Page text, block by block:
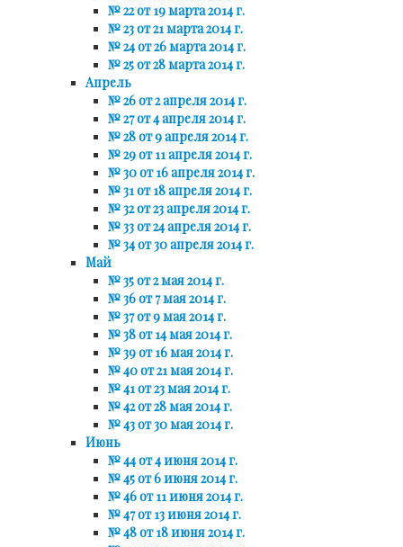
№ 22 от 19 марта 2014 г.
№ 23 от 21 марта 2014 г.
№ 24 от 26 марта 2014 г.
№ 25 от 28 марта 2014 г.
Апрель
№ 26 от 2 апреля 2014 г.
№ 27 от 4 апреля 2014 г.
№ 28 от 9 апреля 2014 г.
№ 29 от 11 апреля 2014 г.
№ 30 от 16 апреля 2014 г.
№ 31 от 18 апреля 2014 г.
№ 32 от 23 апреля 2014 г.
№ 33 от 24 апреля 2014 г.
№ 34 от 30 апреля 2014 г.
Май
№ 35 от 2 мая 2014 г.
№ 36 от 7 мая 2014 г.
№ 37 от 9 мая 2014 г.
№ 38 от 14 мая 2014 г.
№ 39 от 16 мая 2014 г.
№ 40 от 21 мая 2014 г.
№ 41 от 23 мая 2014 г.
№ 42 от 28 мая 2014 г.
№ 43 от 30 мая 2014 г.
Июнь
№ 44 от 4 июня 2014 г.
№ 45 от 6 июня 2014 г.
№ 46 от 11 июня 2014 г.
№ 47 от 13 июня 2014 г.
№ 48 от 18 июня 2014 г.